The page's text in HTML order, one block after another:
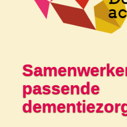
passende